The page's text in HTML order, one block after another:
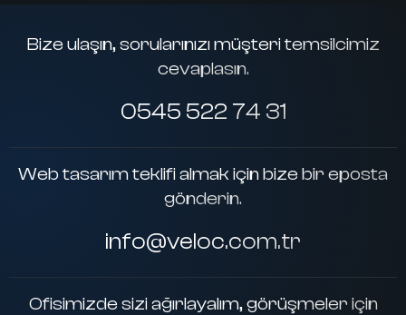
Bize ulaşın, sorularınızı müşteri temsilcimiz
cevaplasın.
0545 522 74 31
Web tasarım teklifi almak için bize bir eposta
gönderin.
info@veloc.com.tr
Ofisimizde sizi ağırlayalım, görüşmeler için